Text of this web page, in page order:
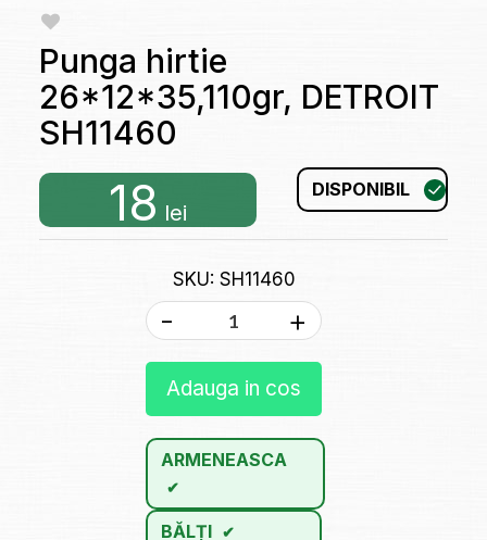
Punga hirtie
26*12*35,110gr, DETROIT
SH11460
18 lei
DISPONIBIL
SKU: SH11460
- +
Adauga in cos
ARMENEASCA
BĂLȚI